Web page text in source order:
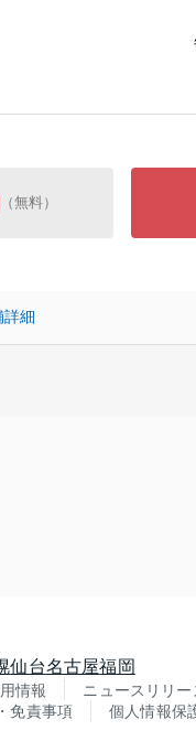
（無料）
詳細
仙台名古屋福岡
情報 ニュースリリー
免責事項
個人情報保